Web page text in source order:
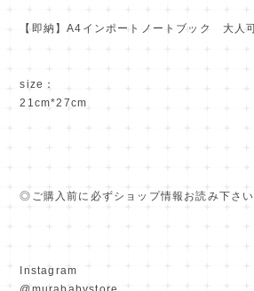
【即納】A4インポートノートブック 大人
size：
21cm*27cm
◎ご購入前に必ずショップ情報お読み下さい
Instagram